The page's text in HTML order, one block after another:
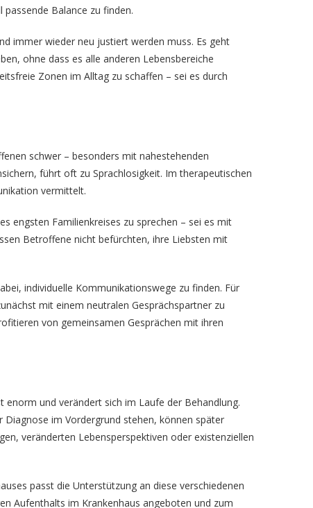
Balance zu finden.
immer wieder neu justiert werden muss. Es geht
ohne dass es alle anderen Lebensbereiche
Zonen im Alltag zu schaffen – sei es durch
schwer – besonders mit nahestehenden
führt oft zu Sprachlosigkeit. Im therapeutischen
vermittelt.
engsten Familienkreises zu sprechen – sei es mit
Betroffene nicht befürchten, ihre Liebsten mit
individuelle Kommunikationswege zu finden. Für
mit einem neutralen Gesprächspartner zu
von gemeinsamen Gesprächen mit ihren
und verändert sich im Laufe der Behandlung.
im Vordergrund stehen, können später
veränderten Lebensperspektiven oder existenziellen
passt die Unterstützung an diese verschiedenen
Aufenthalts im Krankenhaus angeboten und zum